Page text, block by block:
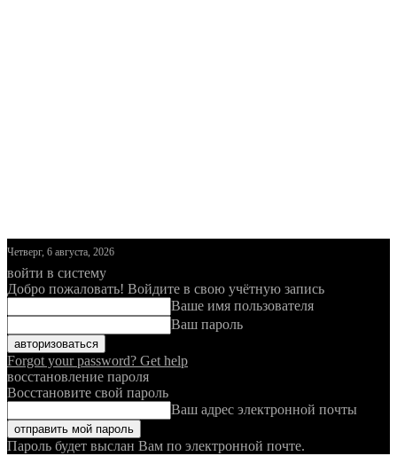
Четверг, 6 августа, 2026
войти в систему
Добро пожаловать! Войдите в свою учётную запись
Ваше имя пользователя
Ваш пароль
Forgot your password? Get help
восстановление пароля
Восстановите свой пароль
Ваш адрес электронной почты
Пароль будет выслан Вам по электронной почте.